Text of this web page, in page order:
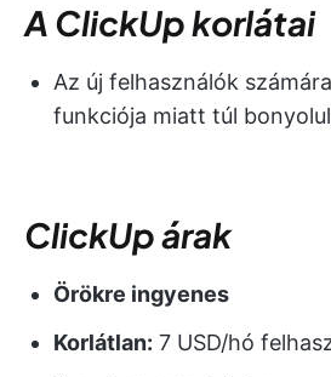
A ClickUp korlátai
Az új felhasználók
funkciója miatt túl
ClickUp árak
Örökre ingyenes
Korlátlan: 7 USD/hó